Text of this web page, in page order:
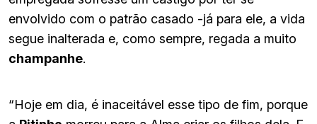
envolvido com o patrão casado -já para ele, a vida
segue inalterada e, como sempre, regada a muito
champanhe.
“Hoje em dia, é inaceitável esse tipo de fim, porque